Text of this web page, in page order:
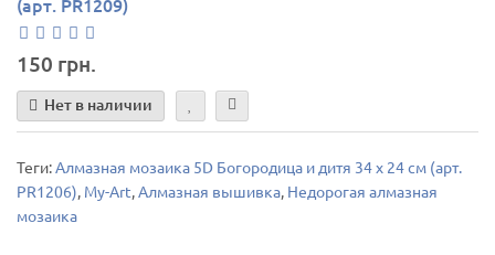
150 грн.
Нет в наличии
Теги:Алмазная мозаика 5D Богородица и дитя 34 х 24 см (арт.
PR1206), My-Art,Алмазная вышивка, Недорогая алмазная
мозаика